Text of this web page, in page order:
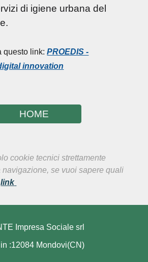
di igiene urbana del
questo link:PROEDIS -
innovation
HOME
cookie tecnici strettamente
se vuoi sapere quali
link
Impresa Sociale srl
:12084 Mondovi(CN)